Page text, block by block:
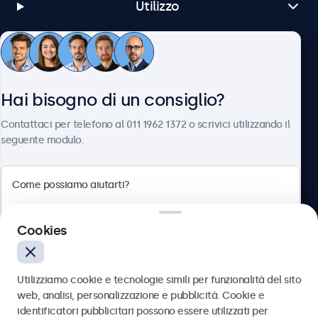
Utilizzo
Servizio Clienti
Italiano
Hai bisogno di un consiglio?
Contattaci per telefono al 011 1962 1372 o scrivici utilizzando il
seguente modulo.
Cookies
Utilizziamo cookie e tecnologie simili per funzionalità del sito
web, analisi, personalizzazione e pubblicità. Cookie e
identificatori pubblicitari possono essere utilizzati per